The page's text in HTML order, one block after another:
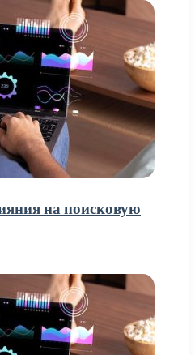
на поисковую